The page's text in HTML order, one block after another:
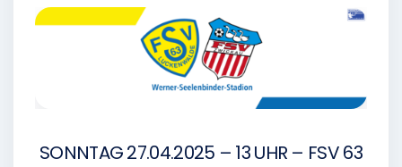
SONNTAG 27.04.2025 – 13 UHR – FSV 63